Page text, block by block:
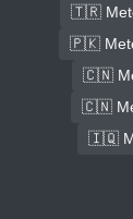
🇹🇷
🇵🇰
🇨🇳
🇨🇳
🇮🇶